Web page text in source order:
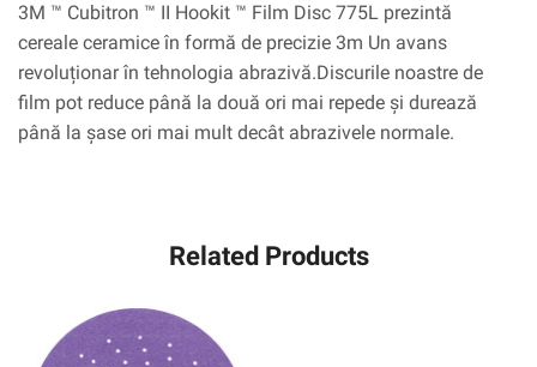
3M ™ Cubitron ™ II Hookit ™ Film Disc 775L prezintă
cereale ceramice în formă de precizie 3m Un avans
revoluționar în tehnologia abrazivă.Discurile noastre de
film pot reduce până la două ori mai repede și durează
până la șase ori mai mult decât abrazivele normale.
Related Products